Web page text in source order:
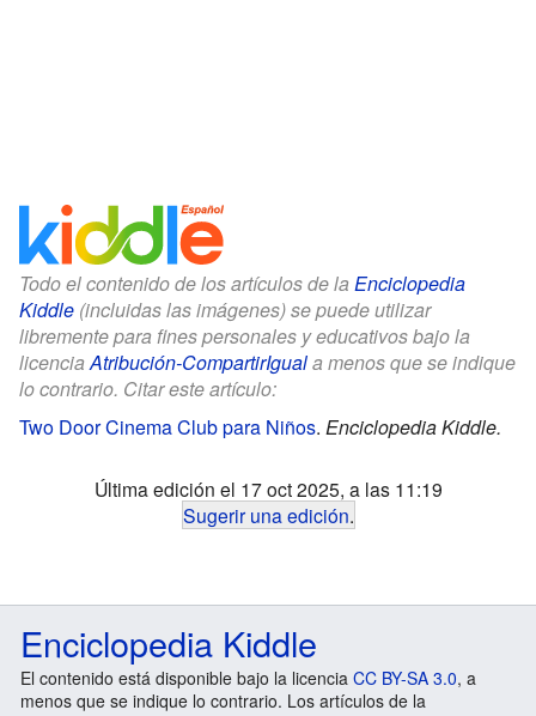
Todo el contenido de los artículos de la Enciclopedia
Kiddle (incluidas las imágenes) se puede utilizar
libremente para fines personales y educativos bajo la
licenciaAtribución-CompartirIguala menos que se indique
lo contrario. Citar este artículo:
Two Door Cinema Club para Niños. Enciclopedia Kiddle.
Última edición el 17 oct 2025, a las 11:19
Sugerir una edición.
Enciclopedia Kiddle
El contenido está disponible bajo la licencia CC BY-SA 3.0, a
menos que se indique lo contrario. Los artículos de la